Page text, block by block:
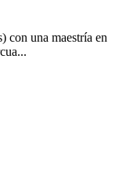
con una maestría en